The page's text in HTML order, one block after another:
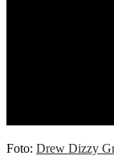
Foto: Drew Dizzy